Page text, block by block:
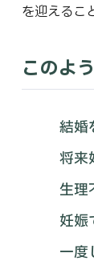
を迎えるこ
このよ
結婚
将来
生理
妊娠
一度